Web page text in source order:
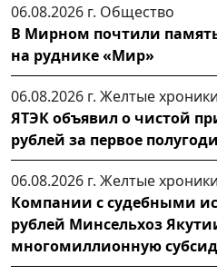
06.08.2026 г. Общество
В Мирном почтили
на руднике «Мир»
06.08.2026 г. Желтые хроники
ЯТЭК объявил о чистой
рублей за первое
06.08.2026 г. Желтые хроники
Компании с судебными
рублей Минсельхоз
многомиллионную